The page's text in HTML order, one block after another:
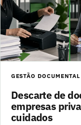
GESTÃO
Descarte de
empresas
cuidados